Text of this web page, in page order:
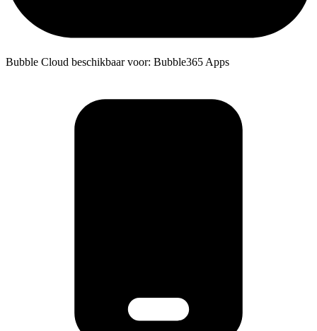
Bubble Cloud beschikbaar voor: Bubble365 Apps